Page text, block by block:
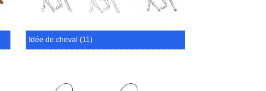
Idée de cheval (11)